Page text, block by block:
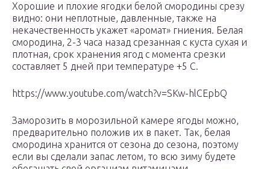
Хорошие и плохие ягодки белой смородины срезу
видно: они неплотные, давленные, также на
некачественность укажет «аромат» гниения. Белая
смородина, 2-3 часа назад срезанная с куста сухая и
плотная, срок хранения ягод с момента срезки
составляет 5 дней при температуре +5 С.
https://www.youtube.com/watch?v=SKw-hlCEpbQ
Заморозить в морозильной камере ягоды можно,
предварительно положив их в пакет. Так, белая
смородина хранится от сезона до сезона, поэтому
если вы сделали запас летом, то всю зиму будете